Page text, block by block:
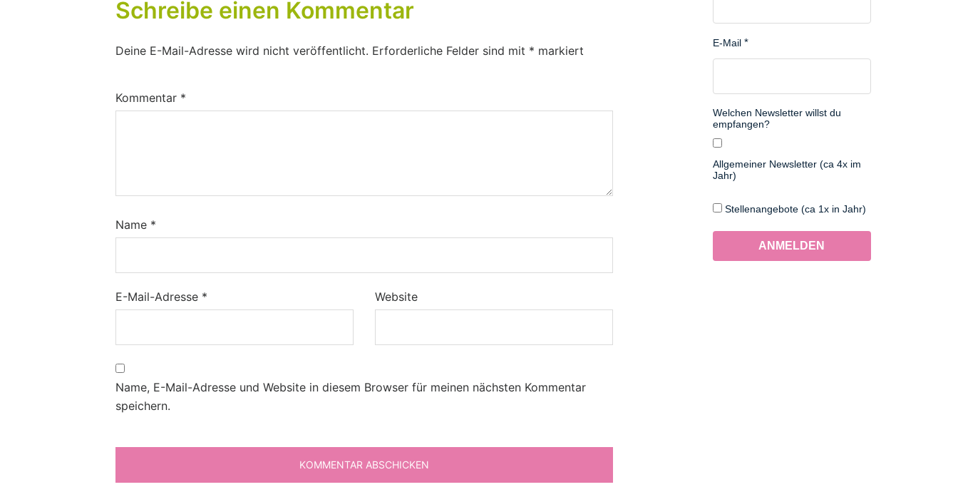
Schreibe einen Kommentar
Deine E-Mail-Adresse wird nicht veröffentlicht. Erforderliche Felder sind mit * markiert
Kommentar *
Name *
E-Mail-Adresse * Website
Name, E-Mail-Adresse und Website in diesem Browser für meinen nächsten Kommentar
speichern.
E-Mail
Welchen Newsletter willst du
empfangen?
Allgemeiner Newsletter (ca 4x im
Jahr)
Stellenangebote (ca 1x in Jahr)
ANMELDEN